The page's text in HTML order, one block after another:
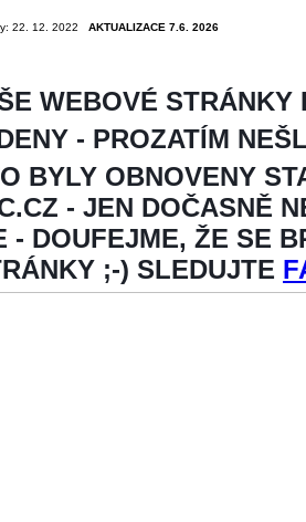
22. 12. 2022 AKTUALIZACE 7.6. 2026
WEBOVÉ STRÁNKY
- PROZATÍM
BYLY OBNOVENY
- JEN DOČASNĚ
- DOUFEJME, ŽE SE
;-) SLEDUJTE